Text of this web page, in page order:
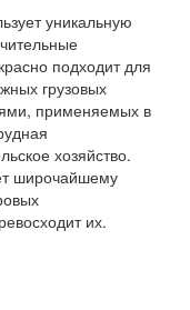
уникальную
подходит для
грузовых
применяемых в
хозяйство.
широчайшему
их.